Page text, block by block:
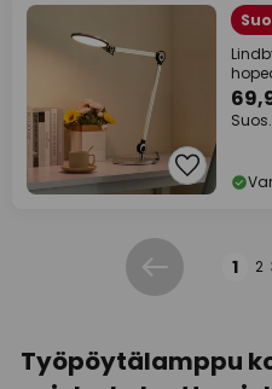
Edellinen 1 2
Työpöytälamppu